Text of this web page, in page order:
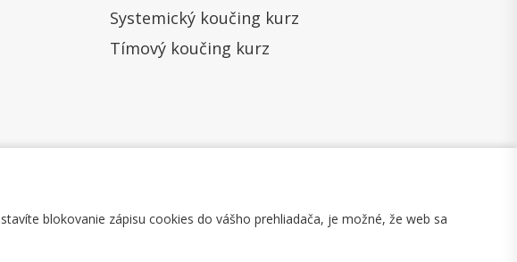
Systemický koučing kurz
Tímový koučing kurz
blokovanie zápisu cookies do vášho prehliadača, je možné, že web sa